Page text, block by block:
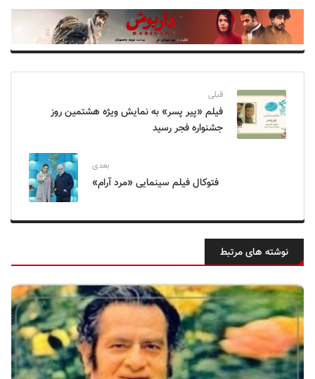
قبلی
فیلم «پیر پسر» به نمایش ویژه هشتمین روز
جشنواره فجر رسید
بعدی
فتوکال فیلم سینمایی «مرد آرام»
نوشته های مرتبط